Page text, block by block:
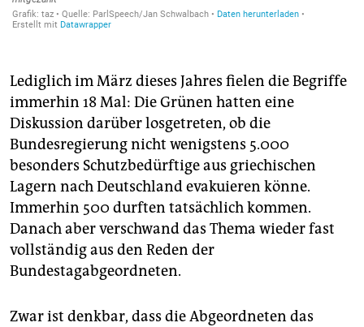
Lediglich im März dieses Jahres fielen die Begriffe
immerhin 18 Mal: Die Grünen hatten eine
Diskussion darüber losgetreten, ob die
Bundesregierung nicht wenigstens 5.000
besonders Schutzbedürftige aus griechischen
Lagern nach Deutschland evakuieren könne.
Immerhin 500 durften tatsächlich kommen.
Danach aber verschwand das Thema wieder fast
vollständig aus den Reden der
Bundestagabgeordneten.
Zwar ist denkbar, dass die Abgeordneten das